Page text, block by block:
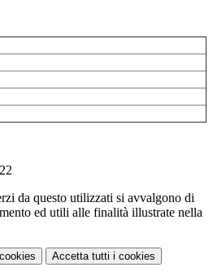
da questo utilizzati si avvalgono di
ed utili alle finalità illustrate nella
Accetta tutti i cookies